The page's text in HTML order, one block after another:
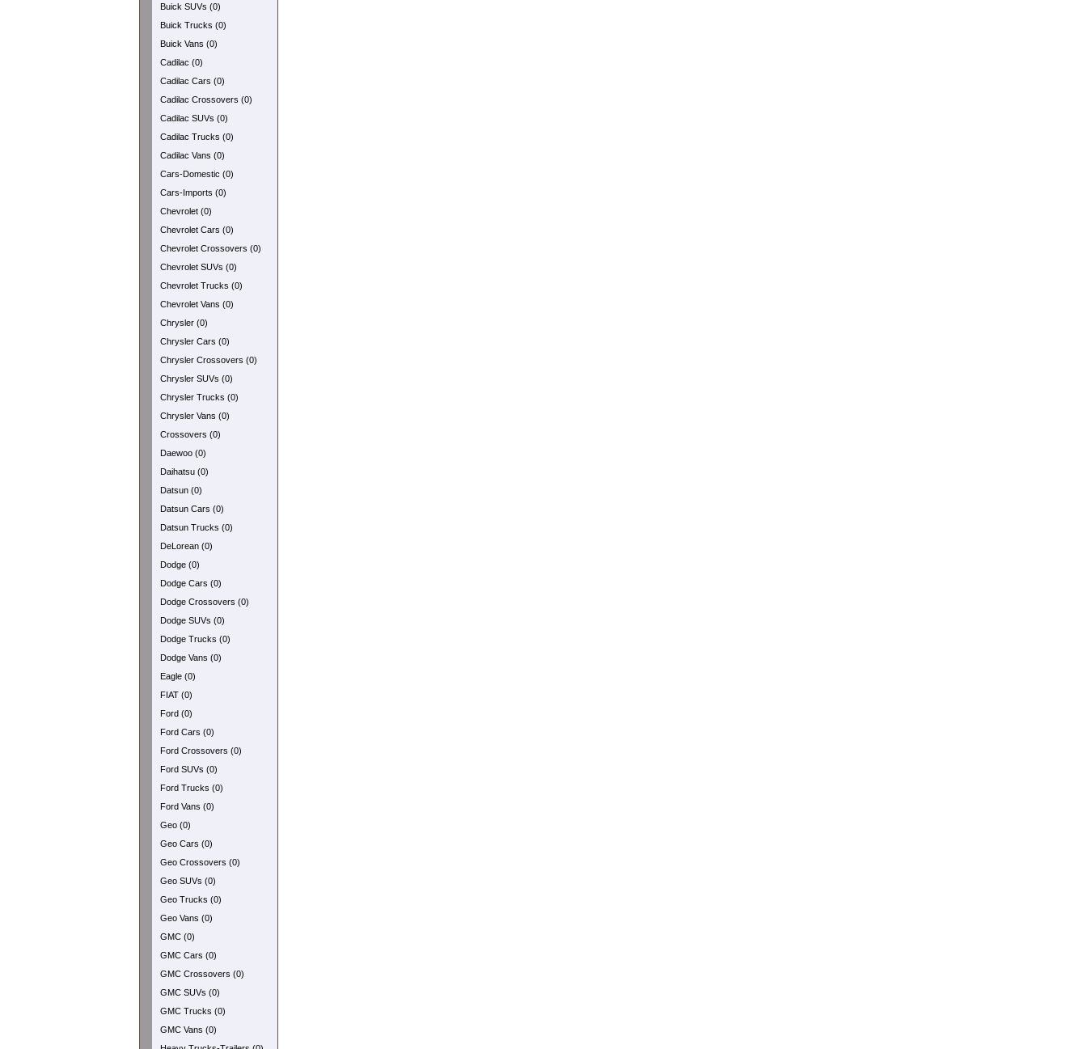
Buick SUVs (0)
Buick Trucks (0)
Buick Vans (0)
Cadilac (0)
Cadilac Cars (0)
Cadilac Crossovers (0)
Cadilac SUVs (0)
Cadilac Trucks (0)
Cadilac Vans (0)
Cars-Domestic (0)
Cars-Imports (0)
Chevrolet (0)
Chevrolet Cars (0)
Chevrolet Crossovers (0)
Chevrolet SUVs (0)
Chevrolet Trucks (0)
Chevrolet Vans (0)
Chrysler (0)
Chrysler Cars (0)
Chrysler Crossovers (0)
Chrysler SUVs (0)
Chrysler Trucks (0)
Chrysler Vans (0)
Crossovers (0)
Daewoo (0)
Daihatsu (0)
Datsun (0)
Datsun Cars (0)
Datsun Trucks (0)
DeLorean (0)
Dodge (0)
Dodge Cars (0)
Dodge Crossovers (0)
Dodge SUVs (0)
Dodge Trucks (0)
Dodge Vans (0)
Eagle (0)
FIAT (0)
Ford (0)
Ford Cars (0)
Ford Crossovers (0)
Ford SUVs (0)
Ford Trucks (0)
Ford Vans (0)
Geo (0)
Geo Cars (0)
Geo Crossovers (0)
Geo SUVs (0)
Geo Trucks (0)
Geo Vans (0)
GMC (0)
GMC Cars (0)
GMC Crossovers (0)
GMC SUVs (0)
GMC Trucks (0)
GMC Vans (0)